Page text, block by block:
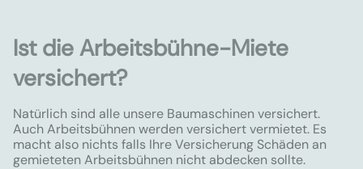
Ist die Arbeitsbühne-Miete
versichert?
Natürlich sind alle unsere Baumaschinen versichert.
Auch Arbeitsbühnen werden versichert vermietet. Es
macht also nichts falls Ihre Versicherung Schäden an
gemieteten Arbeitsbühnen nicht abdecken sollte.